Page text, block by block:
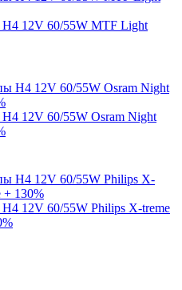
12V 60/55W MTF Light
12V 60/55W Osram Night
12V 60/55W Philips X-treme